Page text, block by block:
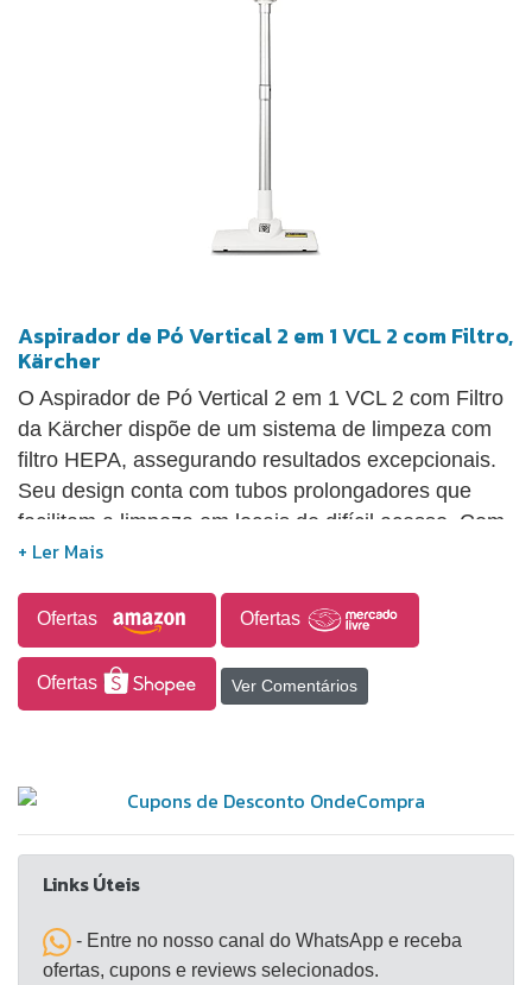
Aspirador de Pó Vertical 2 em 1 VCL 2 com Filtro,
Kärcher
O Aspirador de Pó Vertical 2 em 1 VCL 2 com Filtro
da Kärcher dispõe de um sistema de limpeza com
filtro HEPA, assegurando resultados excepcionais.
Seu design conta com tubos prolongadores que
facilitam a limpeza em locais de difícil acesso. Com
a funcionalidade 2 em 1, o aparelho pode ser
oferecendo versatilidade na limpeza, acompanhada
de acessórios que atendem a diferentes tipos de
aplicação.
Ofertas Ofertas
Ofertas Ver Comentários
Links Úteis
- Entre no nosso canal do WhatsApp e receba
ofertas, cupons e reviews selecionados.